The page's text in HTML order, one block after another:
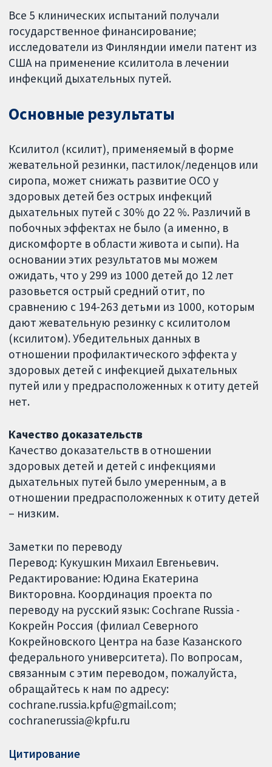
Все 5 клинических испытаний получали
государственное финансирование;
исследователи из Финляндии имели патент из
США на применение ксилитола в лечении
инфекций дыхательных путей.
Основные результаты
Ксилитол (ксилит), применяемый в форме
жевательной резинки, пастилок/леденцов или
сиропа, может снижать развитие ОСО у
здоровых детей без острых инфекций
дыхательных путей с 30% до 22 %. Различий в
побочных эффектах не было (а именно, в
дискомфорте в области живота и сыпи). На
основании этих результатов мы можем
ожидать, что у 299 из 1000 детей до 12 лет
разовьется острый средний отит, по
сравнению с 194-263 детьми из 1000, которым
дают жевательную резинку с ксилитолом
(ксилитом). Убедительных данных в
отношении профилактического эффекта у
здоровых детей с инфекцией дыхательных
путей или у предрасположенных к отиту детей
нет.
Качество доказательств
Качество доказательств в отношении
здоровых детей и детей с инфекциями
дыхательных путей было умеренным, а в
отношении предрасположенных к отиту детей
– низким.
Заметки по переводу
Перевод: Кукушкин Михаил Евгеньевич.
Редактирование: Юдина Екатерина
Викторовна. Координация проекта по
переводу на русский язык: Cochrane Russia -
Кокрейн Россия (филиал Северного
Кокрейновского Центра на базе Казанского
федерального университета). По вопросам,
связанным с этим переводом, пожалуйста,
обращайтесь к нам по адресу:
cochrane.russia.kpfu@gmail.com;
cochranerussia@kpfu.ru
Цитирование